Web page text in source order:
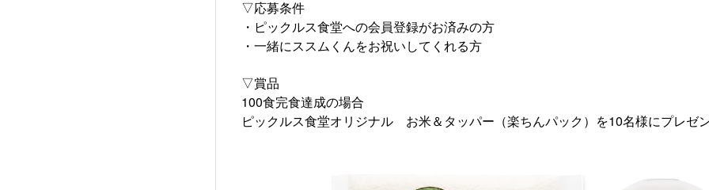
▽応募条件
・ピックルス食堂への会員登録がお済みの方
・一緒にススムくんをお祝いしてくれる方
▽賞品
100食完食達成の場合
ピックルス食堂オリジナル お米＆タッパー（楽ちんパック）を10名様にプレゼ